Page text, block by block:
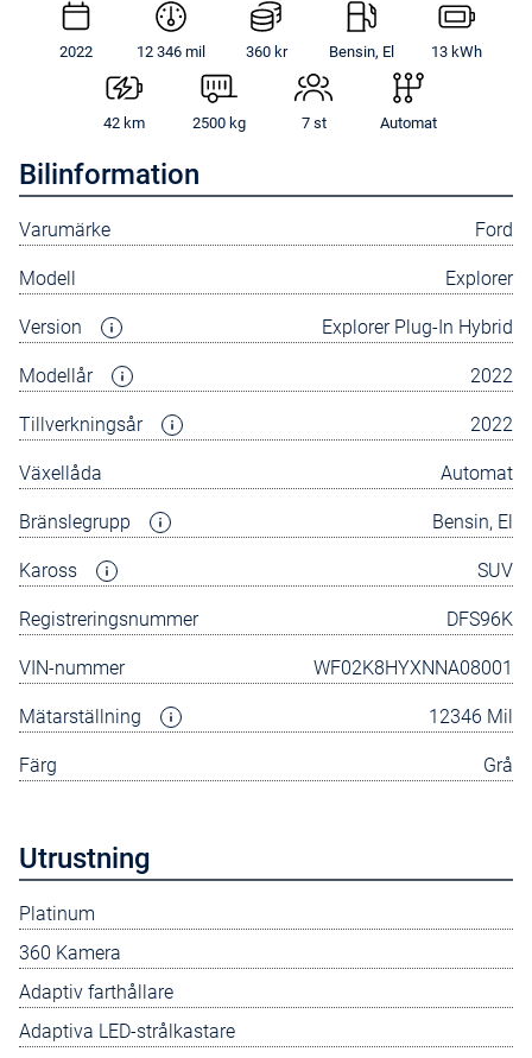
2022 12 346 mil 360 kr Bensin, El 13 kWh
42 km 2500 kg 7 st Automat
Bilinformation
Varumärke Ford
Modell Explorer
Version Explorer Plug-In Hybrid
Modellår 2022
Tillverkningsår 2022
Växellåda Automat
Bränslegrupp Bensin, El
Kaross SUV
Registreringsnummer DFS96K
VIN-nummer WF02K8HYXNNA08001
Mätarställning 12346 Mil
Färg Grå
Utrustning
Platinum
360 Kamera
Adaptiv farthållare
Adaptiva LED-strålkastare